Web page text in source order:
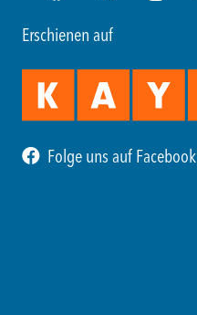
Erschienen auf
Folge uns auf Facebook